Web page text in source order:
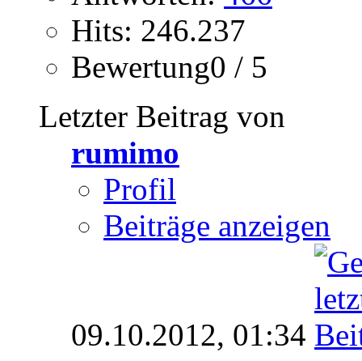
Hits: 246.237
Bewertung0 / 5
Letzter Beitrag von
rumimo
Profil
Beiträge anzeigen
09.10.2012, 01:34